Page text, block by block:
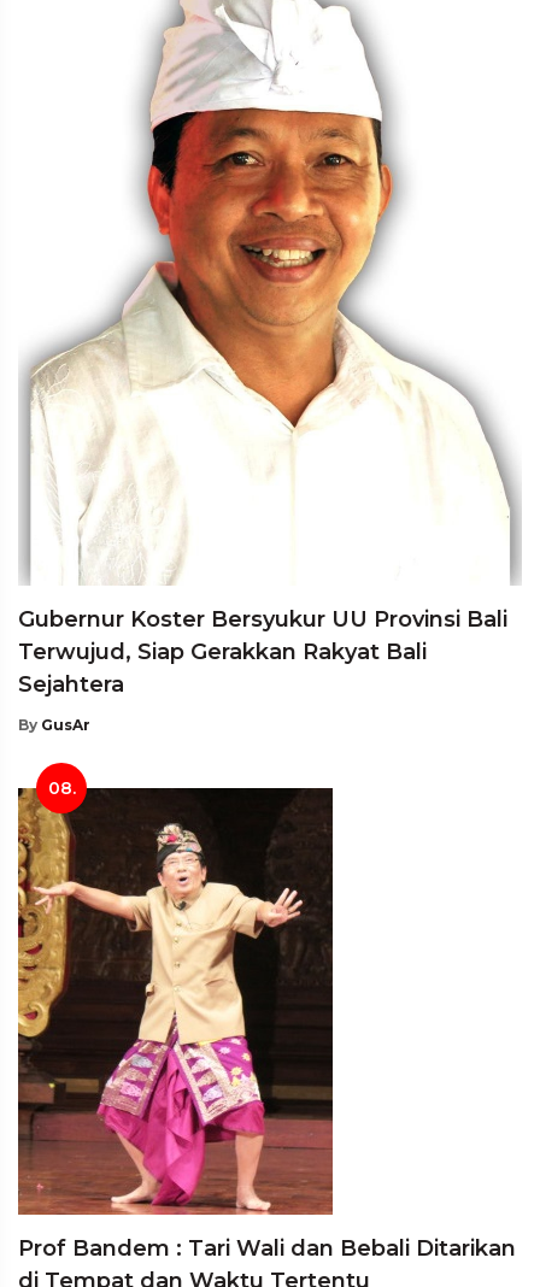
Gubernur Koster Bersyukur UU Provinsi Bali
Terwujud, Siap Gerakkan Rakyat Bali
Sejahtera
By GusAr
08.
Prof Bandem : Tari Wali dan Bebali Ditarikan
di Tempat dan Waktu Tertentu